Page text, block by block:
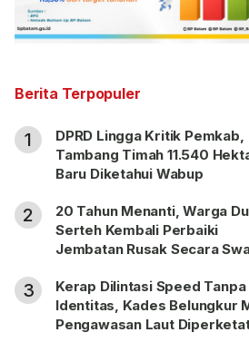
Berita Terpopuler
1
DPRD Lingga Kritik Pemkab,
Tambang Timah 11.540
Baru Diketahui Wabup
2
20 Tahun Menanti, Warga
Serteh Kembali Perbaiki
Jembatan Rusak Secara
3
Kerap Dilintasi Speed Tanpa
Identitas, Kades Belungkur
Pengawasan Laut